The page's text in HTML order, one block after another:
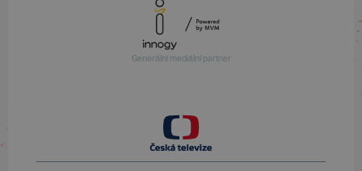
Generální mediální partner